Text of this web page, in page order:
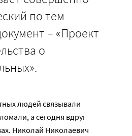
по тем
– «Проект
о
людей связывали
а сегодня вдруг
Николай Николаевич